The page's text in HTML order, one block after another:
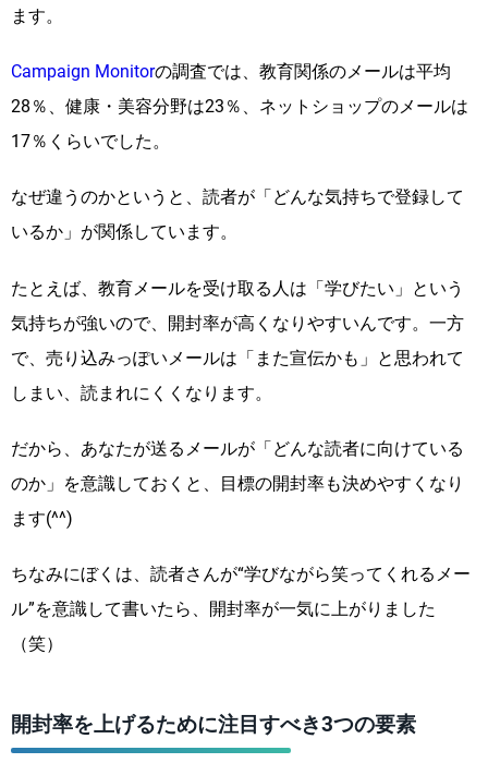
ます。
Campaign Monitorの調査では、教育関係のメールは平均
28％、健康・美容分野は23％、ネットショップのメールは
17％くらいでした。
なぜ違うのかというと、読者が「どんな気持ちで登録して
いるか」が関係しています。
たとえば、教育メールを受け取る人は「学びたい」という
気持ちが強いので、開封率が高くなりやすいんです。一方
で、売り込みっぽいメールは「また宣伝かも」と思われて
しまい、読まれにくくなります。
だから、あなたが送るメールが「どんな読者に向けている
のか」を意識しておくと、目標の開封率も決めやすくなり
ます(^^)
ちなみにぼくは、読者さんが“学びながら笑ってくれるメー
ル”を意識して書いたら、開封率が一気に上がりました
（笑）
開封率を上げるために注目すべき3つの要素